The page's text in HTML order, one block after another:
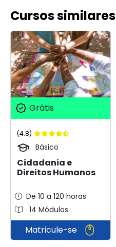
Cursos similares
Grátis
(4.8)
Básico
Cidadania e
Direitos Humanos
De 10 a 120 horas
14 Módulos
Matricule-se